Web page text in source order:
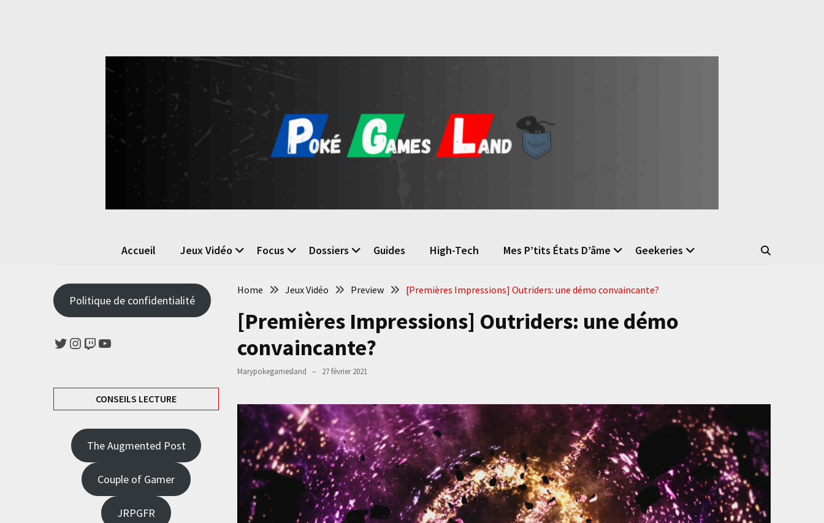
Poké Games Land
La passion du jeu vidéo
Accueil Jeux Vidéo Focus Dossiers Guides High-Tech Mes P’tits États D’âme Geekeries
Home Jeux Vidéo Preview [Premières Impressions] Outriders: une démo convaincante?
[Premières Impressions] Outriders: une démo
convaincante?
Marypokegamesland 27 février 2021
Politique de confidentialité
Twitter
Instagram
TwitchYouTube
CONSEILS LECTURE
The Augmented Post
Couple of Gamer
JRPGFR